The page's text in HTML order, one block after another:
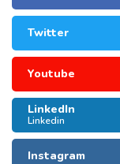
Twitter
Youtube
LinkedIn
Linkedin
Instagram